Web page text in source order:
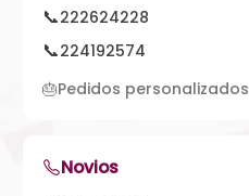
📞222624228
📞224192574
🎂Pedidos personalizados
Novios